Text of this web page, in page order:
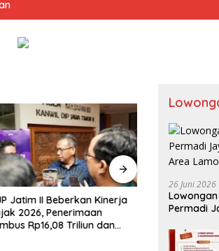
Jatim II Beberkan Kinerja
2026, Penerimaan
Rp16,08 Triliun dan
Kapolresta
Dua SPPG
hingga
26 Juni 2026
Permadi